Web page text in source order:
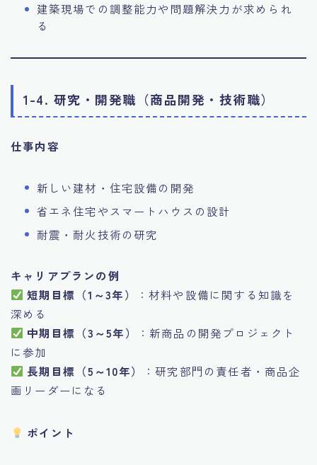
建築現場での調整能力や問題解決力が求められ
る
1-4. 研究・開発職（商品開発・技術職）
仕事内容
新しい建材・住宅設備の開発
省エネ住宅やスマートハウスの設計
耐震・耐火技術の研究
キャリアプランの例
短期目標（1～3年）
：材料や設備に関する知識を
深める
中期目標（3～5年）
：新商品の開発プロジェクト
に参加
長期目標（5～10年）
：研究部門の責任者・商品企
画リーダーになる
ポイント